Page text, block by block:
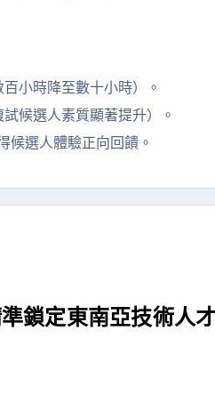
小時降至數十小時）。
候選人素質顯著提升）。
候選人體驗正向回饋。
鎖定東南亞技術人